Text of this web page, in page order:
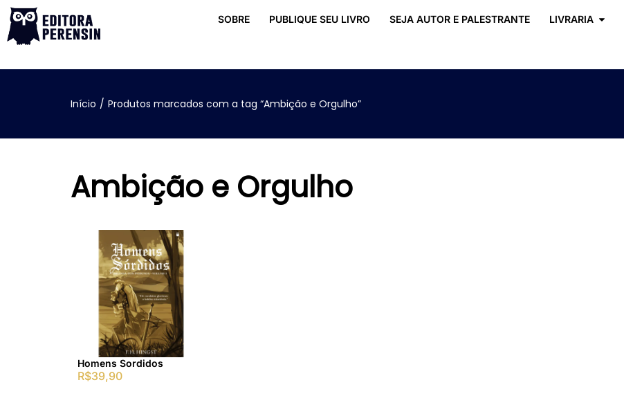
SOBRE PUBLIQUE SEU LIVRO SEJA AUTOR E PALESTRANTE LIVRARIA
Início / Produtos marcados com a tag “Ambição e Orgulho”
Ambição e Orgulho
Homens Sordidos
R$39,90